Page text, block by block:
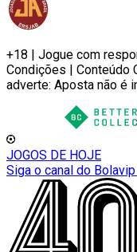
+18 | Jogue com
Condições | Conteúdo
adverte: Aposta não é
JOGOS DE HOJE
Siga o canal do